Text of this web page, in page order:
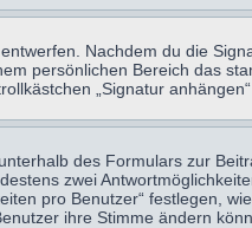
Nachdem du die
persönlichen Bereich das
„Signatur
des Formulars zur
zwei
pro Benutzer“ festlegen,
ihre Stimme ändern